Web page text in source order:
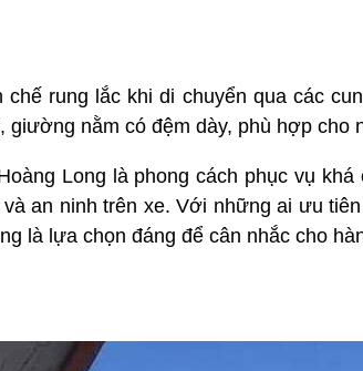
chế rung lắc khi di chuyển qua các
nằm có đệm dày, phù hợp cho
Long là phong cách phục vụ
an ninh trên xe. Với những ai ưu
là lựa chọn đáng để cân nhắc cho